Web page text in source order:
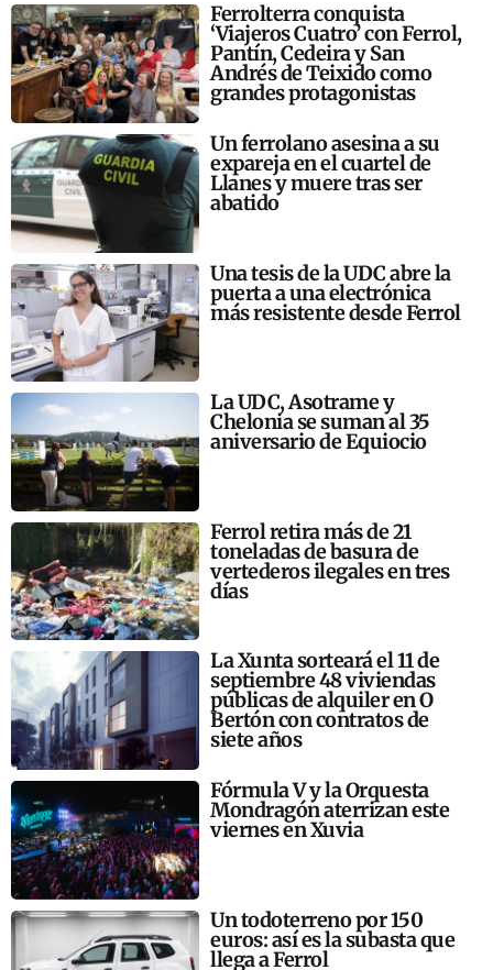
Ferrolterra conquista
‘Viajeros Cuatro’ con Ferrol,
Pantín, Cedeira y San
Andrés de Teixido como
grandes protagonistas
Un ferrolano asesina a su
expareja en el cuartel de
Llanes y muere tras ser
abatido
Una tesis de la UDC abre la
puerta a una electrónica
más resistente desde Ferrol
La UDC, Asotrame y
Chelonia se suman al 35
aniversario de Equiocio
Ferrol retira más de 21
toneladas de basura de
vertederos ilegales en tres
días
La Xunta sorteará el 11 de
septiembre 48 viviendas
públicas de alquiler en O
Bertón con contratos de
siete años
Fórmula V y la Orquesta
Mondragón aterrizan este
viernes en Xuvia
Un todoterreno por 150
euros: así es la subasta que
llega a Ferrol